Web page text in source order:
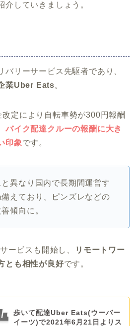
介していきましょう。
バリーサービス先駆者であり、
業Uber Eats。
定により自転車勢が300円報酬
バイク配達クルーの報酬に大き
印象です。
異なり国内で長期間運営す
えており、ピンズレなどの
傾向に。
ービスも開始し、
リモートワー
とも相性が良好です。
歩いて配達Uber Eats(ウーバー
イーツ)で2021年6月21日よりス